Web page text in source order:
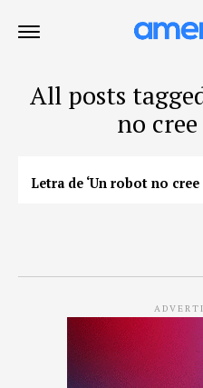
All posts
no
Letra de ‘Un robot no